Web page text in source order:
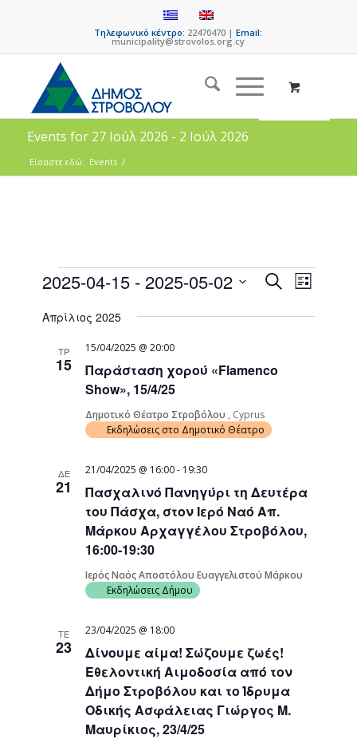
Τηλεφωνικό κέντρο: 22470470 |Email:
municipality@strovolos.org.cy
Events for 27 Ιούλ 2026 - 2 Ιούλ 2026
Είσαστε εδώ: Events /
Events
SearchEvent
Views
List
2025-04-15 - 2025-05-02
date.
Απρίλιος 2025
ΤΡ
15
Παράσταση χορού «Flamenco
Show», 15/4/25
15/04/2025 @ 20:00
Δημοτικό Θέατρο Στροβόλου , Cyprus
Εκδηλώσεις στο Δημοτικό Θέατρο
ΔΕ
21
Πασχαλινό Πανηγύρι τη Δευτέρα
του Πάσχα, στον Ιερό Ναό Απ.
Μάρκου Αρχαγγέλου Στροβόλου,
16:00-19:30
21/04/2025 @ 16:00- 19:30
Ιερός Ναός Αποστόλου Ευαγγελιστού Μάρκου
Εκδηλώσεις Δήμου
ΤΕ
23
Δίνουμε αίμα! Σώζουμε ζωές!
Εθελοντική Αιμοδοσία από τον
Δήμο Στροβόλου και το Ίδρυμα
Οδικής Ασφάλειας Γιώργος Μ.
Μαυρίκιος, 23/4/25
23/04/2025 @ 18:00